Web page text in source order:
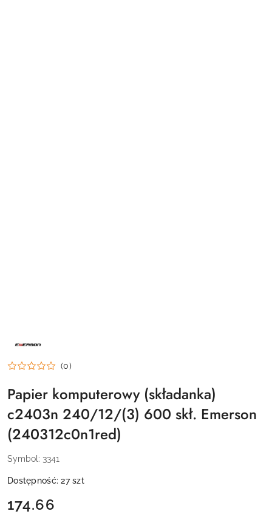
PRODUCENTA:
(0)
Papier komputerowy (składanka)
c2403n 240/12/(3) 600 skł. Emerson
(240312c0n1red)
Symbol: 3341
Dostępność:27szt
cena:
174.66